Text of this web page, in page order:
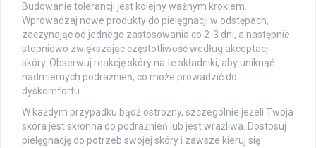
Budowanie tolerancji jest kolejny ważnym krokiem.
Wprowadzaj nowe produkty do pielęgnacji w odstępach,
zaczynając od jednego zastosowania co 2-3 dni, a następnie
stopniowo zwiększając częstotliwość według akceptacji
skóry. Obserwuj reakcję skóry na te składniki, aby uniknąć
nadmiernych podrażnień, co może prowadzić do
dyskomfortu.
W każdym przypadku bądź ostrożny, szczególnie jeżeli Twoja
skóra jest skłonna do podrażnień lub jest wrażliwa. Dostosuj
pielęgnację do potrzeb swojej skóry i zawsze kieruj się